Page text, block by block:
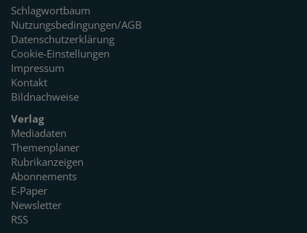
Schlagwortbaum
Nutzungsbedingungen/AGB
Datenschutzerklärung
Cookie-Einstellungen
Impressum
Kontakt
Bildnachweise
Verlag
Mediadaten
Themenplaner
Rubrikanzeigen
Abonnements
E-Paper
Newsletter
RSS